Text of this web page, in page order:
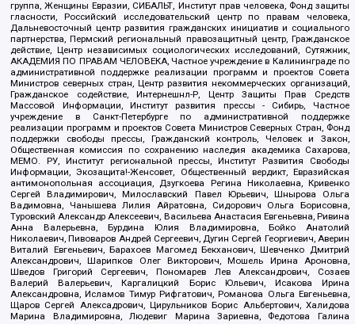
группа, Женщины Евразии, СИБАЛЬТ, Институт прав человека, Фонд защиты
гласности, Российский исследовательский центр по правам человека,
Дальневосточный центр развития гражданских инициатив и социального
партнерства, Пермский региональный правозащитный центр, Гражданское
действие, Центр независимых социологических исследований, Сутяжник,
АКАДЕМИЯ ПО ПРАВАМ ЧЕЛОВЕКА, Частное учреждение в Калининграде по
административной поддержке реализации программ и проектов Совета
Министров северных стран, Центр развития некоммерческих организаций,
Гражданское содействие, Интернешнл-Р, Центр Защиты Прав Средств
Массовой Информации, Институт развития прессы - Сибирь, Частное
учреждение в Санкт-Петербурге по административной поддержке
реализации программ и проектов Совета Министров Северных Стран, Фонд
поддержки свободы прессы, Гражданский контроль, Человек и Закон,
Общественная комиссия по сохранению наследия академика Сахарова,
МЕМО. РУ, Институт региональной прессы, Институт Развития Свободы
Информации, Экозащита!-Женсовет, Общественный вердикт, Евразийская
антимонопольная ассоциация, Дзугкоева Регина Николаевна, Кривенко
Сергей Владимирович, Милославский Павел Юрьевич, Шнырова Ольга
Вадимовна, Чанышева Лилия Айратовна, Сидорович Ольга Борисовна,
Туровский Александр Алексеевич, Васильева Анастасия Евгеньевна, Ривина
Анна Валерьевна, Бурдина Юлия Владимировна, Бойко Анатолий
Николаевич, Пивоваров Андрей Сергеевич, Дугин Сергей Георгиевич, Аверин
Виталий Евгеньевич, Барахоев Магомед Бекханович, Шевченко Дмитрий
Александрович, Шарипков Олег Викторович, Мошель Ирина Ароновна,
Шведов Григорий Сергеевич, Пономарев Лев Александрович, Созаев
Валерий Валерьевич, Каргалицкий Борис Юльевич, Исакова Ирина
Александровна, Исламов Тимур Рифгатович, Романова Ольга Евгеньевна,
Щаров Сергей Алексадрович, Цирульников Борис Альбертович, Халидова
Марина Владимировна, Людевиг Марина Зариевна, Федотова Галина